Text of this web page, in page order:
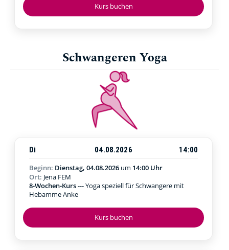
Kurs buchen
Schwangeren Yoga
Kurs buchen
Di 04.08.2026
14:00
Beginn: Dienstag, 04.08.2026 um 14:00 Uhr
Ort: Jena FEM
8-Wochen-Kurs--- Yoga speziell für Schwangere mit
Hebamme Anke